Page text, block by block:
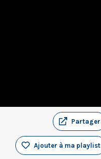
Partager
Ajouter à ma playlist